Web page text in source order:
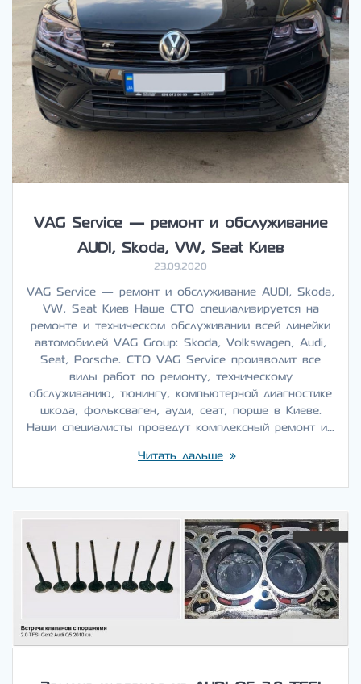
VAG Service — ремонт и обслуживание
AUDI, Skoda, VW, Seat Киев
23.09.2020
VAG Service — ремонт и обслуживание AUDI, Skoda,
VW, Seat Киев Наше СТО специализируется на
ремонте и техническом обслуживании всей линейки
автомобилей VAG Group: Skoda, Volkswagen, Audi,
Seat, Porsche. СТО VAG Service производит все
виды работ по ремонту, техническому
обслуживанию, тюнингу, компьютерной диагностике
шкода, фольксваген, ауди, сеат, порше в Киеве.
Наши специалисты проведут комплексный ремонт и…
Читать дальше